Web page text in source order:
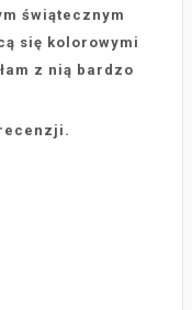
świątecznym
się kolorowymi
z nią bardzo